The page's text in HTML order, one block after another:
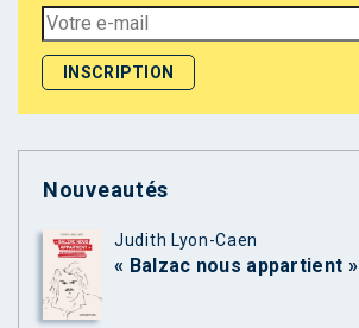
Nouveautés
Judith Lyon-Caen
« Balzac nous appartient »